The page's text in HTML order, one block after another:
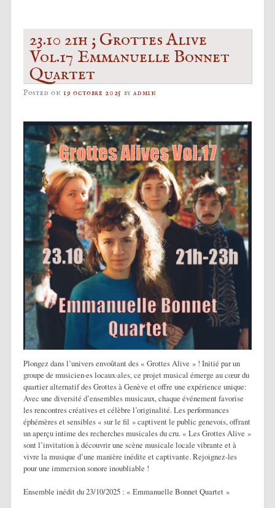
23.10 21h ; Grottes Alive
Vol.17 Emmanuelle Bonnet
Quartet
Posted on19 octobre 2025 byadmin
Plongez dans l’univers envoûtant des « Grottes Alive » ! Initié par un
groupe de musicien·es locaux·ales, ce projet musical émerge au cœur du
quartier alternatif des Grottes à Genève et offre une expérience unique:
Avec une diversité d’ensembles musicaux, chaque événement favorise
les rencontres créatives et célèbre l’originalité. Les performances
éphémères et sensibles « sur le fil » captivent le public genevois, offrant
un aperçu intime des recherches musicales du cru. « Les Grottes Alive »
sont l’invitation à découvrir une scène musicale locale vibrante et à
vivre la musique d’une manière inédite et captivante. Rejoignez-les
pour une immersion sonore inoubliable !
Ensemble inédit du 23/10/2025 : « Emmanuelle Bonnet Quartet »